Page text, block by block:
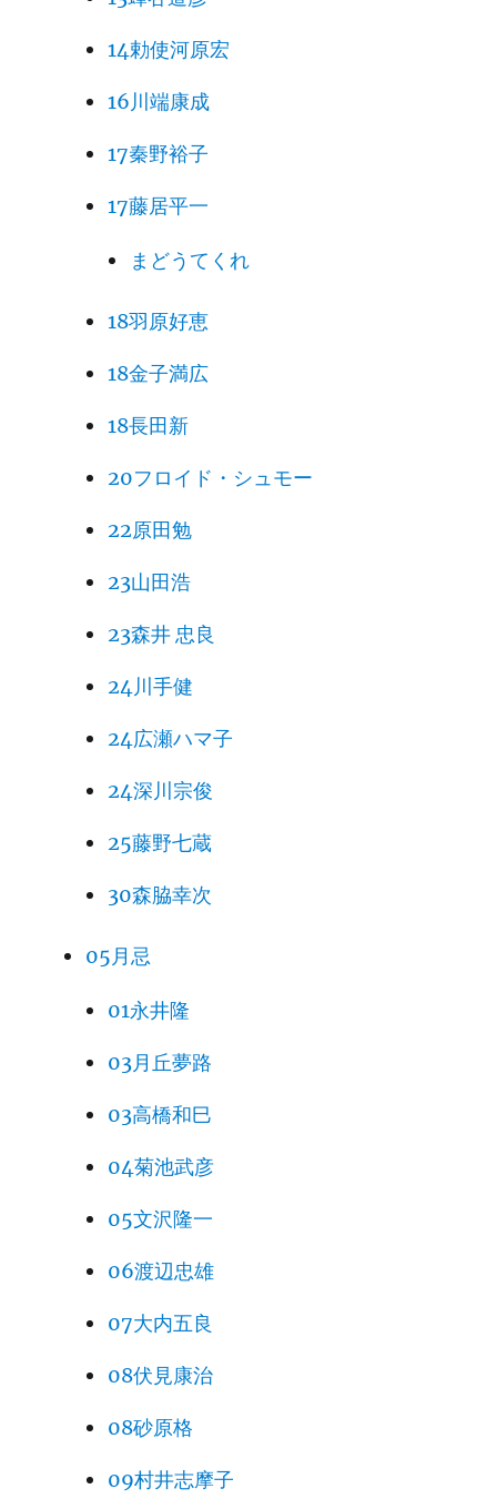
14勅使河原宏
16川端康成
17秦野裕子
17藤居平一
まどうてくれ
18羽原好恵
18金子満広
18長田新
20フロイド・シュモー
22原田勉
23山田浩
23森井 忠良
24川手健
24広瀬ハマ子
24深川宗俊
25藤野七蔵
30森脇幸次
05月忌
01永井隆
03月丘夢路
03高橋和巳
04菊池武彦
05文沢隆一
06渡辺忠雄
07大内五良
08伏見康治
08砂原格
09村井志摩子